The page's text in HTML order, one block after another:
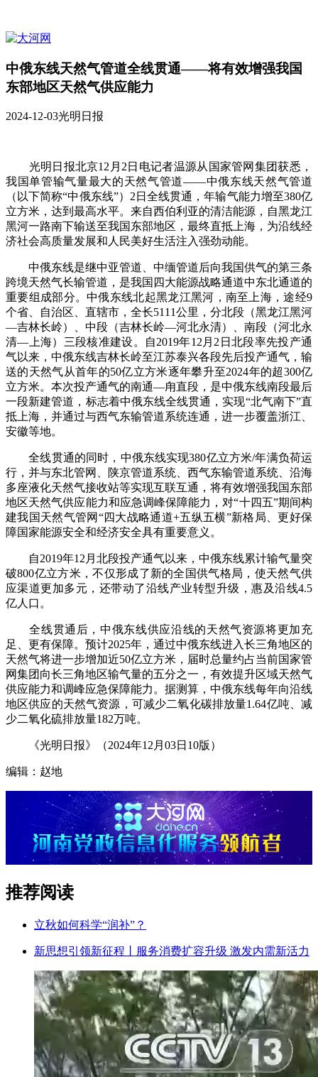
中俄东线天然气管道全线贯通——将有效增强我国
东部地区天然气供应能力
2024-12-03光明日报
光明日报北京12月2日电记者温源从国家管网集团获悉，
我国单管输气量最大的天然气管道——中俄东线天然气管道
（以下简称“中俄东线”）2日全线贯通，年输气能力增至380亿
立方米，达到最高水平。来自西伯利亚的清洁能源，自黑龙江
黑河一路南下输送至我国东部地区，最终直抵上海，为沿线经
济社会高质量发展和人民美好生活注入强劲动能。
中俄东线是继中亚管道、中缅管道后向我国供气的第三条
跨境天然气长输管道，是我国四大能源战略通道中东北通道的
重要组成部分。中俄东线北起黑龙江黑河，南至上海，途经9
个省、自治区、直辖市，全长5111公里，分北段（黑龙江黑河
—吉林长岭）、中段（吉林长岭—河北永清）、南段（河北永
清—上海）三段核准建设。自2019年12月2日北段率先投产通
气以来，中俄东线吉林长岭至江苏泰兴各段先后投产通气，输
送的天然气从首年的50亿立方米逐年攀升至2024年的超300亿
立方米。本次投产通气的南通—甪直段，是中俄东线南段最后
一段新建管道，标志着中俄东线全线贯通，实现“北气南下”直
抵上海，并通过与西气东输管道系统连通，进一步覆盖浙江、
安徽等地。
全线贯通的同时，中俄东线实现380亿立方米/年满负荷运
行，并与东北管网、陕京管道系统、西气东输管道系统、沿海
多座液化天然气接收站等实现互联互通，将有效增强我国东部
地区天然气供应能力和应急调峰保障能力，对“十四五”期间构
建我国天然气管网“四大战略通道+五纵五横”新格局、更好保
障国家能源安全和经济安全具有重要意义。
自2019年12月北段投产通气以来，中俄东线累计输气量突
破800亿立方米，不仅形成了新的全国供气格局，使天然气供
应渠道更加多元，还带动了沿线产业转型升级，惠及沿线4.5
亿人口。
全线贯通后，中俄东线供应沿线的天然气资源将更加充
足、更有保障。预计2025年，通过中俄东线进入长三角地区的
天然气将进一步增加近50亿立方米，届时总量约占当前国家管
网集团向长三角地区输气量的五分之一，有效提升区域天然气
供应能力和调峰应急保障能力。据测算，中俄东线每年向沿线
地区供应的天然气资源，可减少二氧化碳排放量1.64亿吨、减
少二氧化硫排放量182万吨。
《光明日报》（2024年12月03日10版）
编辑：赵地
推荐阅读
立秋如何科学“润补”？
新思想引领新征程丨服务消费扩容升级 激发内需新活力